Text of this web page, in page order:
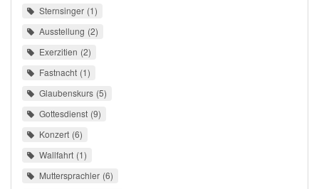
Sternsinger 1
Ausstellung 2
Exerzitien 2
Fastnacht 1
Glaubenskurs 5
Gottesdienst 9
Konzert 6
Wallfahrt 1
Muttersprachler 6